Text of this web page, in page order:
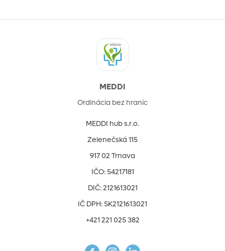
MEDDI
Ordinácia bez hraníc
MEDDI hub s.r.o.
Zelenečská 115
917 02 Trnava
IČO: 54217181
DIČ: 2121613021
IČ DPH: SK2121613021
+421 221 025 382